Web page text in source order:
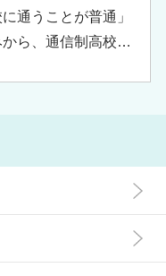
トについて解説し
て「人生終了」で
ん。通信制高校で
制高校に行くこと
ない理由や、通う
いて解説します。
通うことが普通」
ら、通信制高校へ
学校という、先入
かもしれません。
さまざまな生徒が
。 この記事では、通
ような生徒が通っ